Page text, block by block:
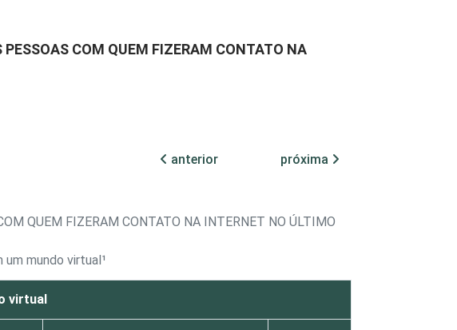
PESSOAS COM QUEM FIZERAM CONTATO NA
anterior
próxima
QUEM FIZERAM CONTATO NA INTERNET NO ÚLTIMO
mundo virtual¹
virtual